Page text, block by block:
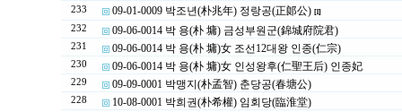
233 09-01-0009 박조년(朴兆年) 정랑공(正郞公) [1]
232 09-06-0014 박 용(朴 墉) 금성부원군(錦城府院君)
231 09-06-0014 박 용(朴 墉)女 조선12대왕 인종(仁宗)
230 09-06-0014 박 용(朴 墉)女 인성왕후(仁聖王后) 인종妃
229 09-09-0001 박맹지(朴孟智) 춘당공(春塘公)
228 10-08-0001 박희권(朴希權) 임회당(臨淮堂)